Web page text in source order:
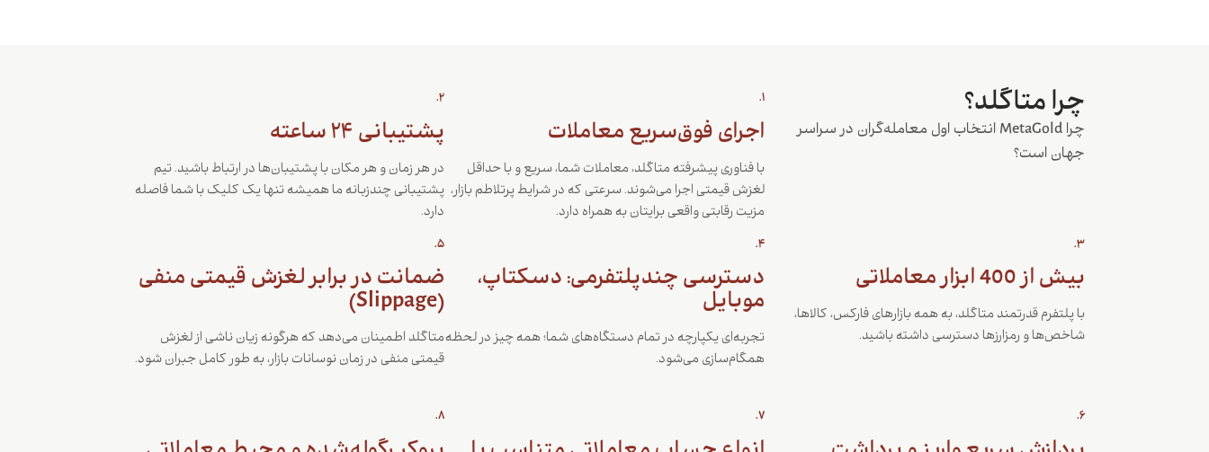
چرا متاگلد؟
چرا MetaGold انتخاب اول معامله‌گران در سراسر
جهان است؟
1.
اجرای فوق‌سریع معاملات
با فناوری پیشرفته متاگلد، معاملات شما، سریع و با حداقل
لغزش قیمتی اجرا می‌شوند. سرعتی که در شرایط پرتلاطم بازار،
مزیت رقابتی واقعی برایتان به همراه دارد.
2.
پشتیبانی ۲۴ ساعته
در هر زمان و هر مکان با پشتیبان‌ها در ارتباط باشید. تیم
پشتیبانی چندزبانه ما همیشه تنها یک کلیک با شما فاصله
دارد.
3.
بیش از 400 ابزار معاملاتی
با پلتفرم قدرتمند متاگلد، به همه بازارهای فارکس، کالاها،
شاخص‌ها و رمزارزها دسترسی داشته باشید.
4.
دسترسی چندپلتفرمی: دسکتاپ،
موبایل
تجربه‌ای یکپارچه در تمام دستگاه‌های شما؛ همه چیز در لحظه
همگام‌سازی می‌شود.
5.
ضمانت در برابر لغزش قیمتی منفی
(Slippage)
متاگلد اطمینان می‌دهد که هرگونه زیان ناشی از لغزش
قیمتی منفی در زمان نوسانات بازار، به طور کامل جبران شود.
6.
7.
8.